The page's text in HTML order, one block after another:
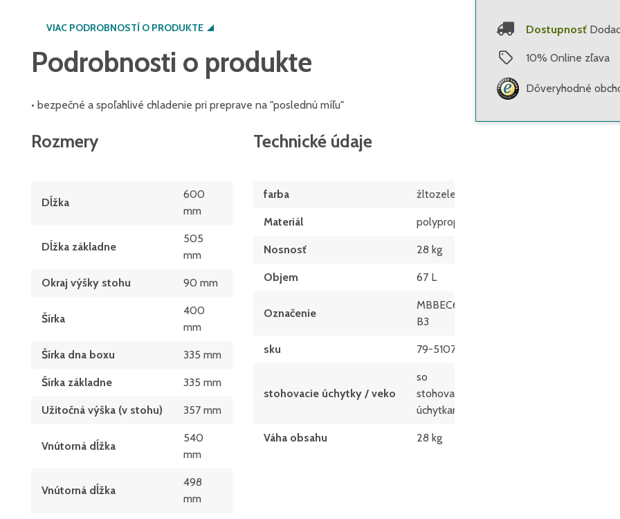
VIAC PODROBNOSTÍ O PRODUKTE
Podrobnosti o produkte
• bezpečné a spoľahlivé chladenie pri preprave na "poslednú míľu"
Rozmery
Dĺžka
600
mm
Dĺžka základne
505
mm
Okraj výšky stohu 90 mm
Šírka
400
mm
Šírka dna boxu 335 mm
Šírka základne 335 mm
Užitočná výška (v stohu) 357 mm
Vnútorná dĺžka
540
mm
Vnútorná dĺžka
498
mm
Technické údaje
farba žltozelená
Materiál polypropylén
Nosnosť 28 kg
Objem 67 L
Označenie
MBBEC64371-
B3
sku 79-51073
stohovacie úchytky / veko
so
stohovacími
úchytkami
Váha obsahu 28 kg
Dostupnosť
10% Online zľava
Dôveryhodné